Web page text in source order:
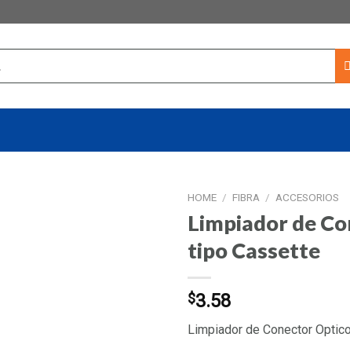
HOME / FIBRA / ACCESORIOS
Limpiador de
tipo Cassette
$3.58
Limpiador de Conector